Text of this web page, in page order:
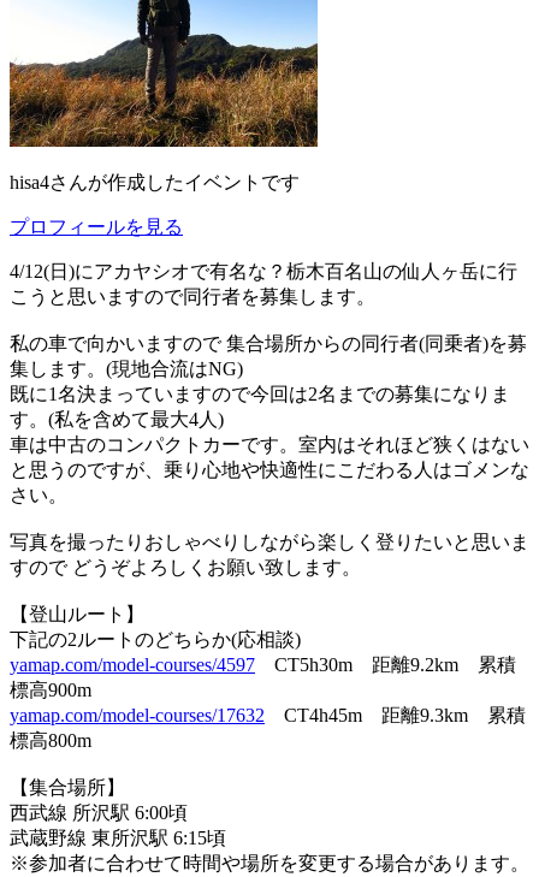
hisa4さんが作成したイベントです
プロフィールを見る
4/12(日)にアカヤシオで有名な？栃木百名山の仙人ヶ岳に行
こうと思いますので同行者を募集します。
私の車で向かいますので 集合場所からの同行者(同乗者)を募
集します。(現地合流はNG)
既に1名決まっていますので今回は2名までの募集になりま
す。(私を含めて最大4人)
車は中古のコンパクトカーです。室内はそれほど狭くはない
と思うのですが、乗り心地や快適性にこだわる人はゴメンな
さい。
写真を撮ったりおしゃべりしながら楽しく登りたいと思いま
すので どうぞよろしくお願い致します。
【登山ルート】
下記の2ルートのどちらか(応相談)
yamap.com/model-courses/4597 CT5h30m 距離9.2km 累積
標高900m
yamap.com/model-courses/17632 CT4h45m 距離9.3km 累積
標高800m
【集合場所】
西武線 所沢駅 6:00頃
武蔵野線 東所沢駅 6:15頃
※参加者に合わせて時間や場所を変更する場合があります。